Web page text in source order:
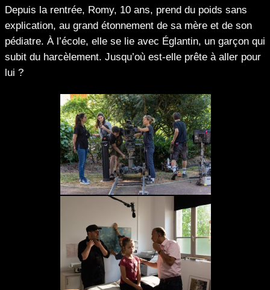
Depuis la rentrée, Romy, 10 ans, prend du poids sans
explication, au grand étonnement de sa mère et de son
pédiatre. À l’école, elle se lie avec Églantin, un garçon qui
subit du harcèlement. Jusqu’où est-elle prête à aller pour
lui ?